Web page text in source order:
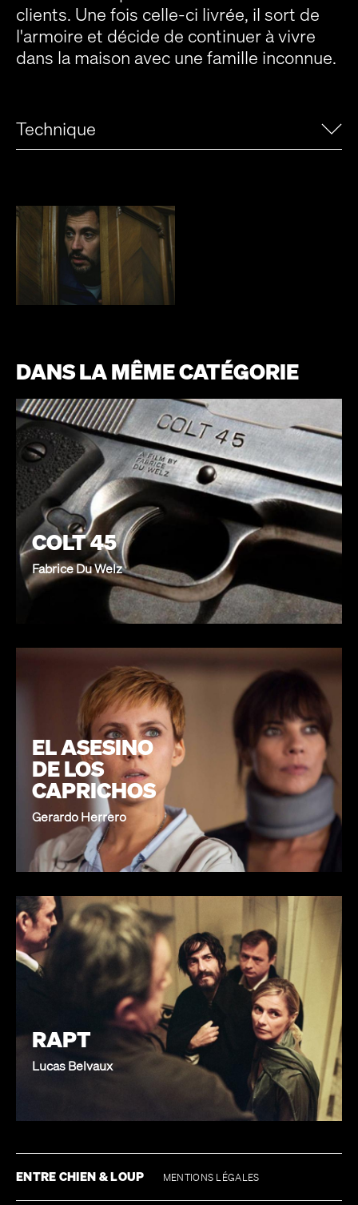
clients. Une fois celle-ci livrée, il sort de
l'armoire et décide de continuer à vivre
dans la maison avec une famille inconnue.
Technique
DANS LA MÊME CATÉGORIE
COLT 45
Fabrice Du Welz
EL ASESINO
DE LOS
CAPRICHOS
Gerardo Herrero
RAPT
Lucas Belvaux
ENTRE CHIEN & LOUP MENTIONS LÉGALES